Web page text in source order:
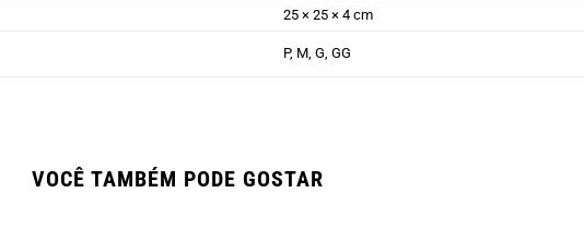
25 × 25 × 4 cm
P, M, G, GG
VOCÊ TAMBÉM PODE GOSTAR